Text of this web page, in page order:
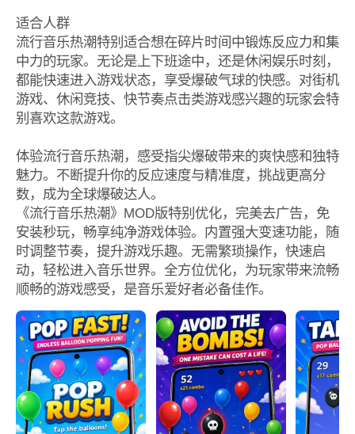
适合人群
流行音乐热潮特别适合想在碎片时间中锻炼反应力和集
中力的玩家。无论是上下班途中，还是休闲娱乐时刻，
都能快速进入游戏状态，享受爆破气球的快感。对街机
游戏、休闲竞技、快节奏点击类游戏感兴趣的玩家会特
别喜欢这款游戏。
体验流行音乐热潮，感受指尖爆破带来的爽快感和独特
魅力。不断提升你的反应速度与精准度，挑战更高分
数，成为全球爆破达人。
《流行音乐热潮》MOD版特别优化，完美去广告，免
安装秒玩，畅享纯净游戏体验。内置强大变速功能，随
时调整节奏，提升游戏乐趣。无需繁琐操作，快速启
动，轻松进入音乐世界。全方位优化，为玩家带来流畅
顺畅的游戏感受，是音乐爱好者必备佳作。